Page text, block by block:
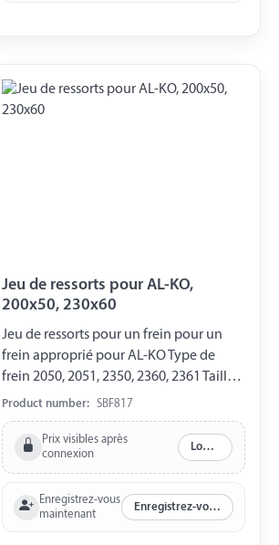
Jeu de ressorts pour AL-KO,
200x50, 230x60
Jeu de ressorts pour un frein pour un
frein approprié pour AL-KO Type de
frein 2050, 2051, 2350, 2360, 2361 Taille
de frein 200 x 50, 230 x 60
Product number: SBF817
Prix visibles après
connexion
Log in
Enregistrez-vous
maintenant
Enregistrez-vous maintenant